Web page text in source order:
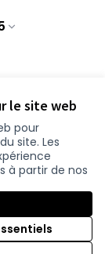
le site web
pour
site. Les
à partir de nos
Licence
(Nouvelle